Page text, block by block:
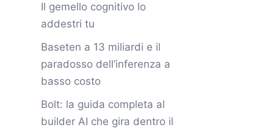
Il gemello cognitivo lo
addestri tu
Baseten a 13 miliardi e il
paradosso dell’inferenza a
basso costo
Bolt: la guida completa al
builder AI che gira dentro il